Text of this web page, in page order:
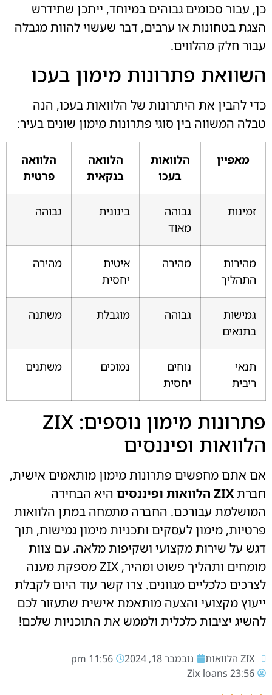
כן, עבור סכומים גבוהים במיוחד, ייתכן שתידרש
הצגת בטחונות או ערבים, דבר שעשוי להוות מגבלה
עבור חלק מהלווים.
השוואת פתרונות מימון בעכו
כדי להבין את היתרונות של הלוואות בעכו, הנה
טבלה המשווה בין סוגי פתרונות מימון שונים בעיר:
מאפיין
הלוואות
בעכו
הלוואה
בנקאית
הלוואה
פרטית
זמינות
גבוהה
מאוד
בינונית גבוהה
מהירות
התהליך
מהירה
איטית
יחסית
מהירה
גמישות
בתנאים
גבוהה מוגבלת משתנה
תנאי
ריבית
נוחים
יחסית
נמוכים משתנים
פתרונות מימון נוספים: ZIX
הלוואות ופיננסים
אם אתם מחפשים פתרונות מימון מותאמים אישית,
חברתZIX הלוואות ופיננסים
היא הבחירה
המושלמת עבורכם. החברה מתמחה במתן הלוואות
פרטיות, מימון לעסקים ותכניות מימון גמישות, תוך
דגש על שירות מקצועי ושקיפות מלאה. עם צוות
מומחים ותהליך פשוט ומהיר, ZIX מספקת מענה
לצרכים כלכליים מגוונים. צרו קשר עוד היום לקבלת
ייעוץ מקצועי והצעה מותאמת אישית שתעזור לכם
להשיג יציבות כלכלית ולממש את התוכניות שלכם!
ZIX הלוואות נובמבר 18, 2024
11:56 pm
23:56